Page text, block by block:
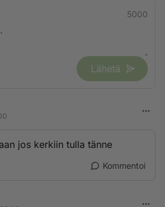
5000
Lähetä
jos kerkiin tulla tänne
Kommentoi